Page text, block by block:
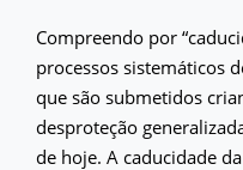
Compreendo por
processos sistemáticos
que são submetidos
desproteção
de hoje. A caducidade